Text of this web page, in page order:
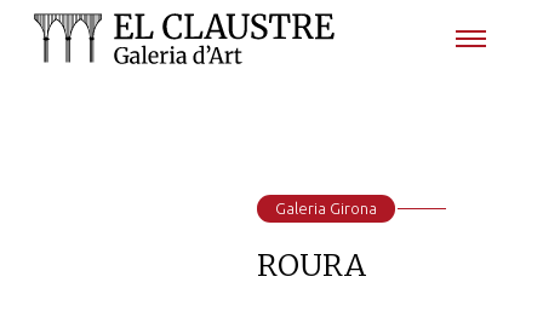
Galeria Girona
ROURA